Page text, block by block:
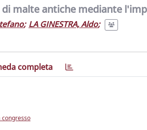
di malte antiche mediante
; LA GINESTRA, Aldo;
completa
congresso